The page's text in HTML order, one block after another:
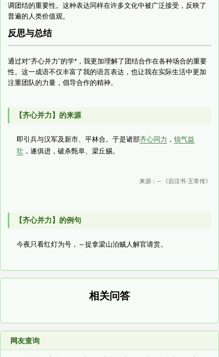
调团结的重要性。这种表达同样在许多文化中被广泛接受，反映了
普遍的人类价值观。
反思与总结
通过对“齐心并力”的学*，我更加理解了团结合作在各种场合的重要
性。这一成语不仅丰富了我的语言表达，也让我在实际生活中更加
注重团队的力量，倡导合作的精神。
【齐心并力】的来源
即引兵与汉军及新市、平林合。于是诸部齐心同力 ，锐气益
壮 ，遂俱进，破杀甄阜、梁丘赐。
来源：-- 《后汉书·王常传》
【齐心并力】的例句
今夜只看红灯为号，～捉拿梁山泊贼人解官请赏。
相关问答
网友查询